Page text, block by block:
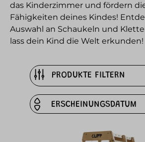
das Kinderzimmer und fördern
Fähigkeiten deines Kindes!
Auswahl an Schaukeln und
lass dein Kind die Welt erkunden!
PRODUKTE FILTERN